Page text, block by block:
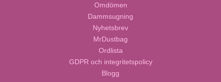
Omdömen
Dammsugning
Nyhetsbrev
MrDustbag
Ordlista
GDPR och integritetspolicy
Blogg